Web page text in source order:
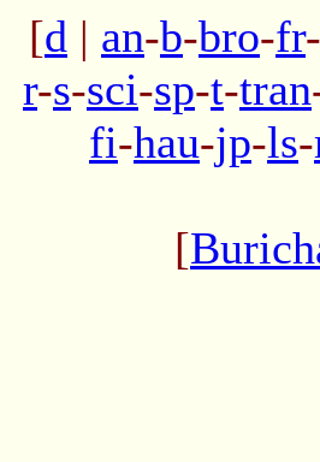
[d | an-b-bro-fr-
r-s-sci-sp-t-tran
fi-hau-jp-ls-
[